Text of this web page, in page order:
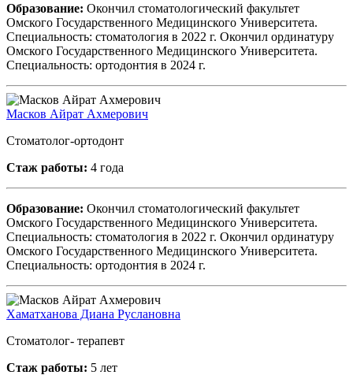
Образование: Окончил стоматологический факультет
Омского Государственного Медицинского Университета.
Специальность: стоматология в 2022 г. Окончил ординатуру
Омского Государственного Медицинского Университета.
Специальность: ортодонтия в 2024 г.
Масков Айрат Ахмерович
Стоматолог-ортодонт
Стаж работы: 4 года
Образование: Окончил стоматологический факультет
Омского Государственного Медицинского Университета.
Специальность: стоматология в 2022 г. Окончил ординатуру
Омского Государственного Медицинского Университета.
Специальность: ортодонтия в 2024 г.
Хаматханова Диана Руслановна
Стоматолог- терапевт
Стаж работы: 5 лет